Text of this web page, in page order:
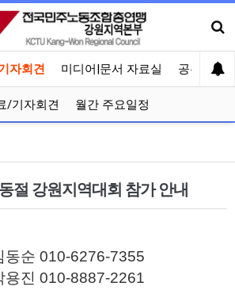
자회견 미디어|문서 자료실 공유게시
/기자회견 월간 주요일정
절 강원지역대회 참가 안내
동순 010-6276-7355
용진 010-8887-2261